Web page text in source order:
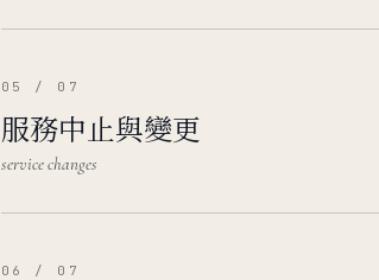
05 / 07
服務中止與變更
service changes
06 / 07